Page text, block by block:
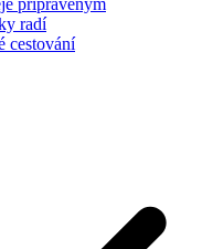
radí
cestování